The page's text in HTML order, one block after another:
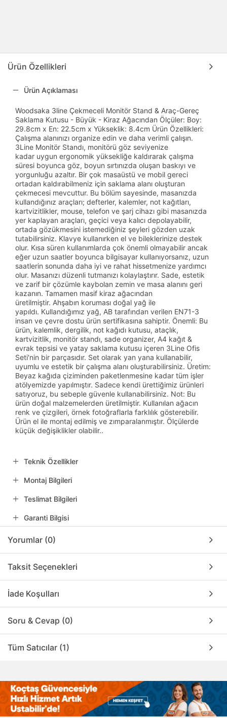
Ürün Özellikleri
Ürün Açıklaması
Woodsaka 3line Çekmeceli Monitör Stand & Araç-Gereç
Saklama Kutusu - Büyük - Kiraz Ağacından Ölçüler: Boy:
29.8cm x En: 22.5cm x Yükseklik: 8.4cm Ürün Özellikleri:
Çalışma alanınızı organize edin ve daha verimli çalışın.
3Line Monitör Standı, monitörü göz seviyenize
kadar uygun ergonomik yüksekliğe kaldırarak çalışma
süresi boyunca göz, boyun sırtınızda oluşan baskıyı ve
yorgunluğu azaltır. Bir çok masaüstü ve mobil gereci
ortadan kaldırabilmeniz için saklama alanı oluşturan
çekmecesi mevcuttur. Bu bölüm sayesinde, masanızda
kullandığınız araçları; defterler, kalemler, not kağıtları,
kartvizitlikler, mouse, telefon ve şarj cihazı gibi masanızda
yer kaplayan araçları, geçici veya kalıcı depolayabilir,
ortada gözükmesini istemediğiniz şeyleri gözden uzak
tutabilirsiniz. Klavye kullanırken el ve bileklerinize destek
olur. Kısa süren kullanımlarda çok önemli olmayabilir ancak
eğer uzun saatler boyunca bilgisayar kullanıyorsanız, uzun
saatlerin sonunda daha iyi ve rahat hissetmenize yardımcı
olur. Masanızı düzenli tutmanızı kolaylaştırır. Sade, estetik
ve zarif bir çözümle kaybolan zemin ve masa alanını geri
kazanın. Tamamen masif kiraz ağacından
üretilmiştir. Ahşabın koruması doğal yağ ile
yapıldı. Kullandığımız yağ, AB tarafından verilen EN71-3
insan ve çevre dostu ürün sertifikasına sahiptir. Önemli: Bu
ürün, kalemlik, dergilik, not kağıdı kutusu, ataçlık,
kartvizitlik, monitör standı, sade organizer, A4 kağıt &
evrak tepsisi ve yatay saklama kutusu içeren 3Line Ofis
Seti'nin bir parçasıdır. Set olarak yan yana kullanabilir,
uyumlu ve estetik bir çalışma alanı oluşturabilirsiniz. Üretim:
Beyaz kağıda çiziminden paketlenmesine kadar tüm işler
atölyemizde yapılmıştır. Sadece kendi ürettiğimiz ürünleri
satıyoruz, bu sebeple güvenle kullanabilirsiniz. Not: Bu
ürün doğal malzemelerden üretilmiştir. Kullanılan ağacın
renk ve çizgileri, örnek fotoğraflarla farklılık gösterebilir.
Ürün el ile montaj edilmiş ve zımparalanmıştır. Ölçülerde
küçük değişiklikler olabilir..
Teknik Özellikler
Montaj Bilgileri
Teslimat Bilgileri
Garanti Bilgisi
Yorumlar (0)
Taksit Seçenekleri
İade Koşulları
Soru & Cevap (0)
Tüm Satıcılar (1)